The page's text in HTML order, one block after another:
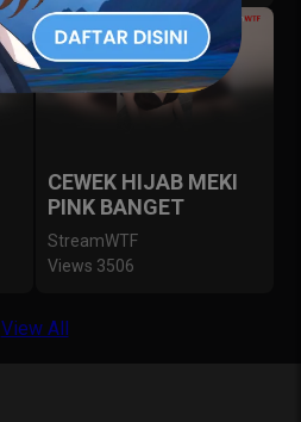
CEWEK HIJAB MEKI
PINK BANGET
StreamWTF
Views 3506
View All